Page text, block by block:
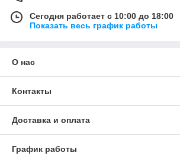
Сегодня работает с 10:00 до 18:00
Показать весь график работы
О нас
Контакты
Доставка и оплата
График работы